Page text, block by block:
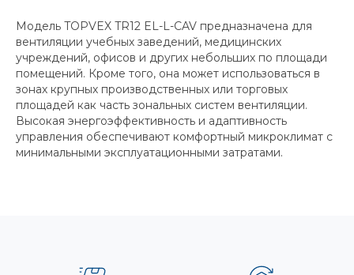
Модель TOPVEX TR12 EL-L-CAV предназначена для
вентиляции учебных заведений, медицинских
учреждений, офисов и других небольших по площади
помещений. Кроме того, она может использоваться в
зонах крупных производственных или торговых
площадей как часть зональных систем вентиляции.
Высокая энергоэффективность и адаптивность
управления обеспечивают комфортный микроклимат с
минимальными эксплуатационными затратами.